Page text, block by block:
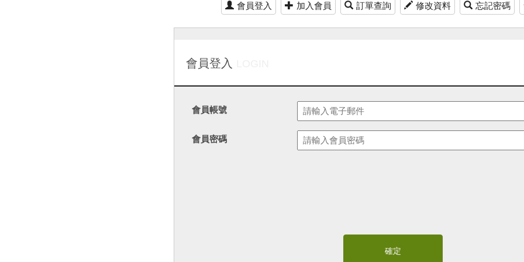
會員登入 加入會員 訂單查詢 修改資料 忘記密碼
會員登入
會員帳號
會員密碼